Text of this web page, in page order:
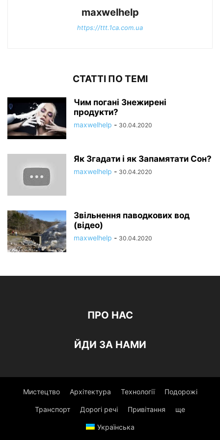
maxwelhelp
https://ttt.1ca.com.ua
СТАТТІ ПО ТЕМІ
Чим погані Знежирені
продукти?
maxwelhelp - 30.04.2020
Як Згадати і як Запамятати Сон?
maxwelhelp - 30.04.2020
Звільнення паводкових вод
(відео)
maxwelhelp - 30.04.2020
ПРО НАС
ЙДИ ЗА НАМИ
Мистецтво Архітектура Технології Подорожі
Транспорт Дорогі речі Привітання ще
Українська